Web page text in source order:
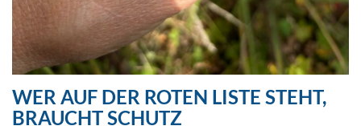
WER AUF DER ROTEN LISTE STEHT,
BRAUCHT SCHUTZ